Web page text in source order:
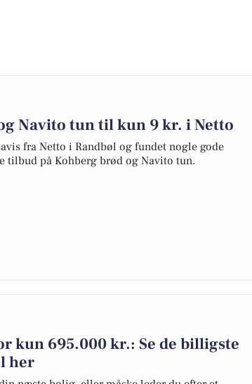
Navito tun til kun 9 kr. i Netto
fra Netto i Randbøl og fundet nogle gode
tilbud på Kohberg brød og Navito tun.
kun 695.000 kr.: Se de billigste
her